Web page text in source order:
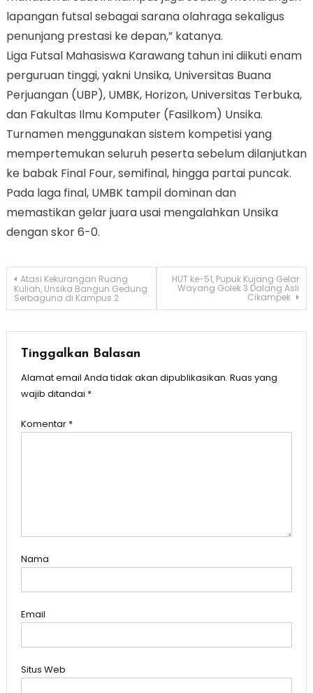
lapangan futsal sebagai sarana olahraga sekaligus
penunjang prestasi ke depan,” katanya.
Liga Futsal Mahasiswa Karawang tahun ini diikuti enam
perguruan tinggi, yakni Unsika, Universitas Buana
Perjuangan (UBP), UMBK, Horizon, Universitas Terbuka,
dan Fakultas Ilmu Komputer (Fasilkom) Unsika.
Turnamen menggunakan sistem kompetisi yang
mempertemukan seluruh peserta sebelum dilanjutkan
ke babak Final Four, semifinal, hingga partai puncak.
Pada laga final, UMBK tampil dominan dan
memastikan gelar juara usai mengalahkan Unsika
dengan skor 6-0.
Navigasi
pos
Atasi Kekurangan Ruang
Kuliah, Unsika Bangun Gedung
Serbaguna di Kampus 2
HUT ke-51, Pupuk Kujang Gelar
Wayang Golek 3 Dalang Asli
Cikampek
Tinggalkan Balasan
Alamat email Anda tidak akan dipublikasikan. Ruas yang
wajib ditandai *
Komentar *
Nama
Email
Situs Web